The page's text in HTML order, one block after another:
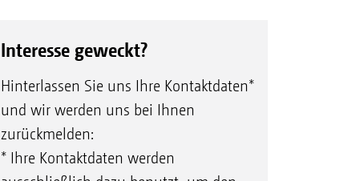
Interesse geweckt?
Hinterlassen Sie uns Ihre Kontaktdaten*
und wir werden uns bei Ihnen
zurückmelden:
* Ihre Kontaktdaten werden